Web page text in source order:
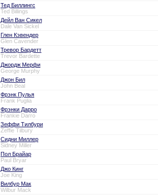
Тед Биллингс
Ted Billings
Дейл Ван Сикел
Dale Van Sickel
Глен Кэвендер
Glen Cavender
Тревор Бардетт
Trevor Bardette
Джордж Мерфи
George Murphy
Джон Бил
John Beal
Фрэнк Пулья
Frank Puglia
Фрэнки Дарро
Frankie Darro
Зеффи Тилбури
Zeffie Tilbury
Сидни Миллер
Sidney Miller
Пол Брайар
Paul Bryar
Джо Кинг
Joe King
Вилбур Мак
Wilbur Mack